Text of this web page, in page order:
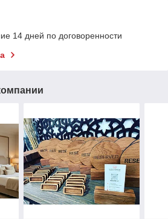
14 дней по договоренности